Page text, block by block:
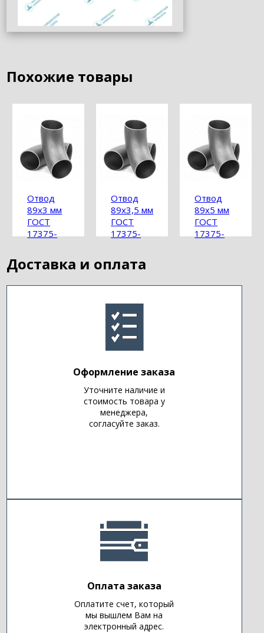
Похожие товары
Отвод
89х3 мм
ГОСТ
17375-
Отвод
89х3,5 мм
ГОСТ
17375-
Отвод
89х5 мм
ГОСТ
17375-
Доставка и оплата
Оформление заказа
Уточните наличие и
стоимость товара у
менеджера,
согласуйте заказ.
Оплата заказа
Оплатите счет, который
мы вышлем Вам на
электронный адрес.